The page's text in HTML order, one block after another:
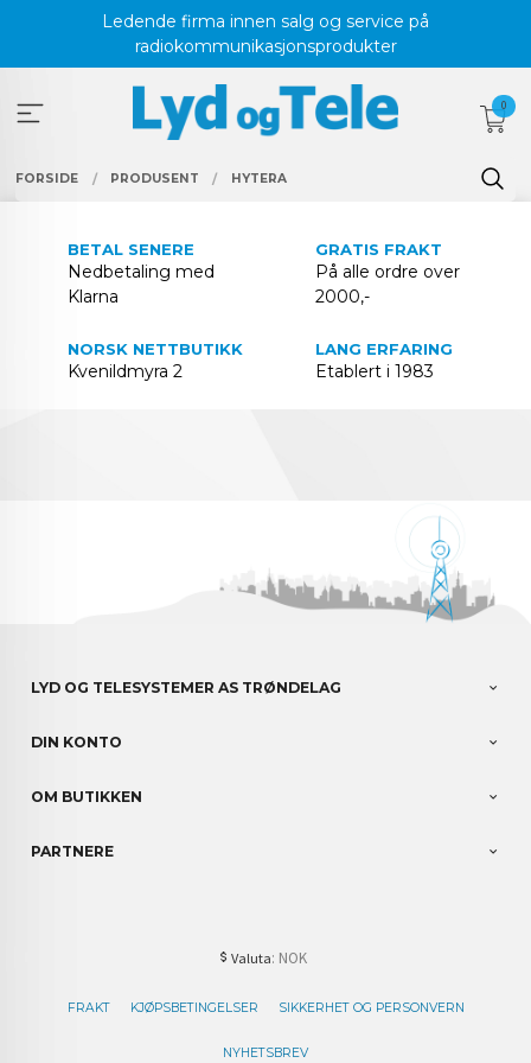
Ledende firma innen salg og service på
radiokommunikasjonsprodukter
0
FORSIDE PRODUSENT HYTERA
BETAL SENERE
Nedbetaling med
Klarna
GRATIS FRAKT
På alle ordre over
2000,-
NORSK NETTBUTIKK
Kvenildmyra 2
LANG ERFARING
Etablert i 1983
LYD OG TELESYSTEMER AS TRØNDELAG
DIN KONTO
OM BUTIKKEN
PARTNERE
Valuta: NOK
FRAKT KJØPSBETINGELSER SIKKERHET OG PERSONVERN
NYHETSBREV